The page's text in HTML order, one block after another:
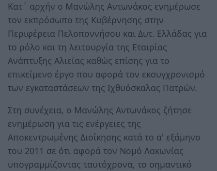
Κατ΄ αρχήν ο Μανώλης Αντωνάκος ενημέρωσε
τον εκπρόσωπο της Κυβέρνησης στην
Περιφέρεια Πελοποννήσου και Δυτ. Ελλάδας για
το ρόλο και τη λειτουργία της Εταιρίας
Ανάπτυξης Αλιείας καθώς επίσης για το
επικείμενο έργο που αφορά τον εκσυγχρονισμό
των εγκαταστάσεων της Ιχθυόσκαλας Πατρών.
Στη συνέχεια, ο Μανώλης Αντωνάκος ζήτησε
ενημέρωση για τις ενέργειες της
Αποκεντρωμένης Διοίκησης κατά το α' εξάμηνο
του 2011 σε ότι αφορά τον Νομό Λακωνίας
υπογραμμίζοντας ταυτόχρονα, το σημαντικό